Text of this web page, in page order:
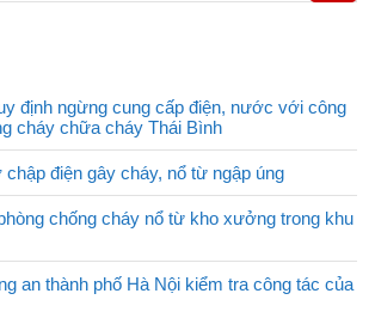
định ngừng cung cấp điện, nước với công
cháy chữa cháy Thái Bình
điện gây cháy, nổ từ ngập úng
chống cháy nổ từ kho xưởng trong khu
an thành phố Hà Nội kiểm tra công tác của